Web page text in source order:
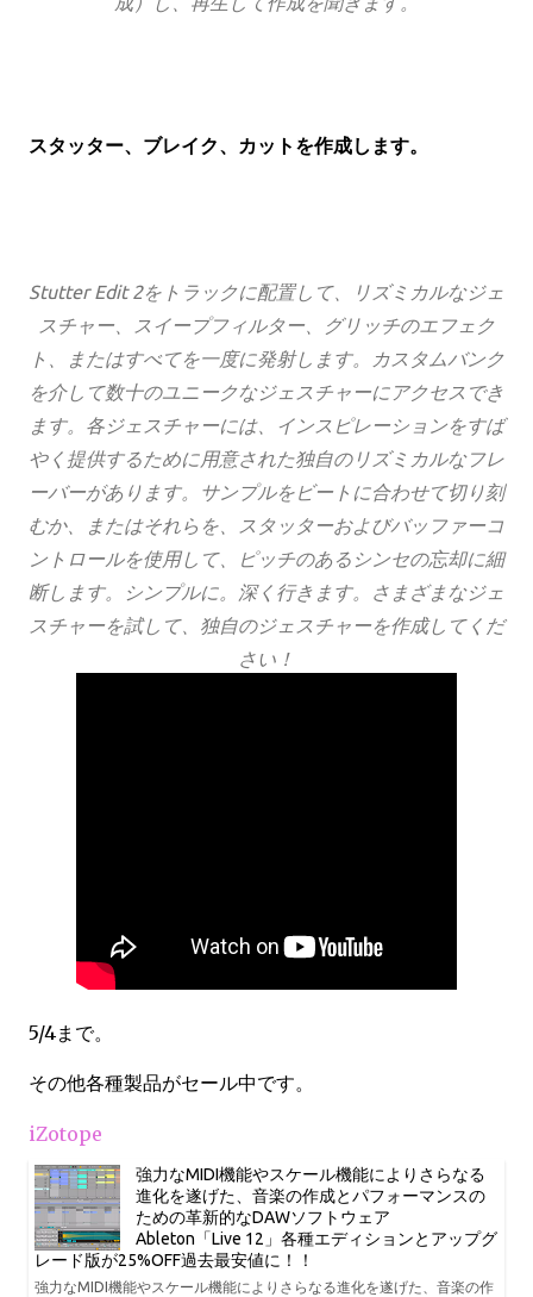
スタッター、ブレイク、カットを作成します。
Stutter Edit 2をトラックに配置して、リズミカルなジェ
スチャー、スイープフィルター、グリッチのエフェク
ト、またはすべてを一度に発射します。カスタムバンク
を介して数十のユニークなジェスチャーにアクセスでき
ます。各ジェスチャーには、インスピレーションをすば
やく提供するために用意された独自のリズミカルなフレ
ーバーがあります。サンプルをビートに合わせて切り刻
むか、またはそれらを、スタッターおよびバッファーコ
ントロールを使用して、ピッチのあるシンセの忘却に細
断します。シンプルに。深く行きます。さまざまなジェ
スチャーを試して、独自のジェスチャーを作成してくだ
さい！
5/4まで。
その他各種製品がセール中です。
iZotope
強力なMIDI機能やスケール機能によりさらなる
進化を遂げた、音楽の作成とパフォーマンスの
ための革新的なDAWソフトウェア
Ableton「Live 12」各種エディションとアップグ
レード版が25%OFF過去最安値に！！
強力なMIDI機能やスケール機能によりさらなる進化を遂げた、音楽の作